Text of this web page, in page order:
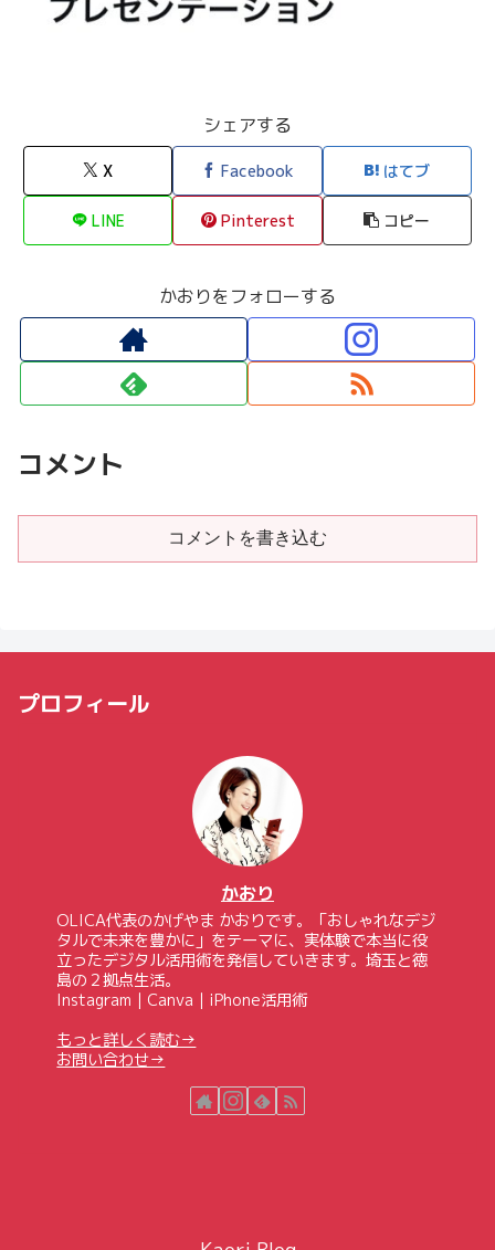
シェアする
X Facebook はてブ
LINE Pinterest コピー
かおりをフォローする
コメント
コメントを書き込む
プロフィール
かおり
OLICA代表のかげやま かおりです。「おしゃれなデジ
タルで未来を豊かに」をテーマに、実体験で本当に役
立ったデジタル活用術を発信していきます。埼玉と徳
島の２拠点生活。
Instagram｜Canva｜iPhone活用術
もっと詳しく読む→
お問い合わせ→